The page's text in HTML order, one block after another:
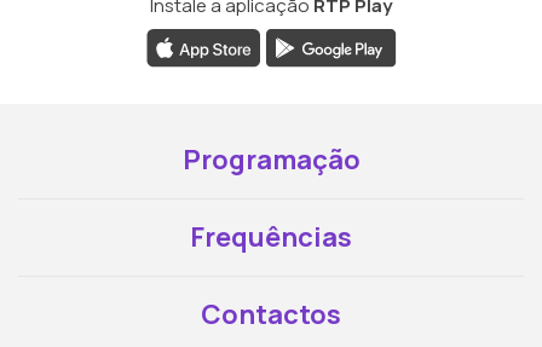
Programação
Frequências
Contactos